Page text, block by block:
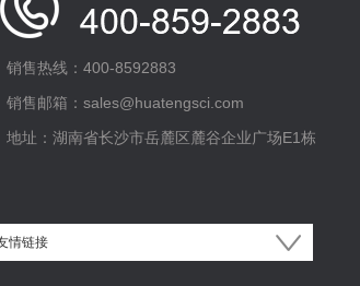
销售热线：400-8592883
销售邮箱：sales@huatengsci.com
地址：湖南省长沙市岳麓区麓谷企业广场E1栋